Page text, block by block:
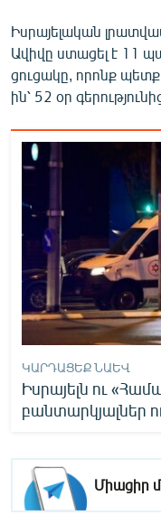
Իսրայելական
Ավիվը ստացել է 11
ցուցակը, որոնք
ին՝ 52 օր
ԿԱՐԴԱՑԵՔ ՆԱԵՎ
Իսրայելն ու
բանտարկյալներ
Միացիր